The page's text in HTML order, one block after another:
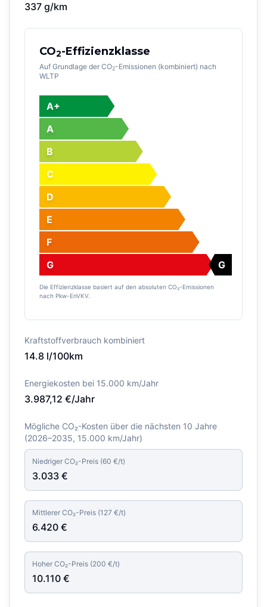
337 g/km
CO2-Effizienzklasse
Auf Grundlage der CO2-Emissionen (kombiniert) nach
WLTP
A+
A
B
C
D
E
F
G
G
Die Effizienzklasse basiert auf den absoluten CO₂-Emissionen
nach Pkw-EnVKV.
Kraftstoffverbrauch kombiniert
14.8 l/100km
Energiekosten bei 15.000 km/Jahr
3.987,12 €/Jahr
Mögliche CO₂-Kosten über die nächsten 10 Jahre
(2026–2035, 15.000 km/Jahr)
Niedriger CO₂-Preis (60 €/t)
3.033 €
Mittlerer CO₂-Preis (127 €/t)
6.420 €
Hoher CO₂-Preis (200 €/t)
10.110 €